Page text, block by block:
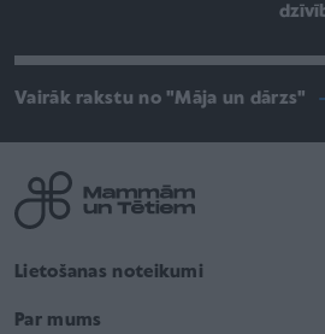
Vairāk rakstu no "Māja un dārzs"
Lietošanas noteikumi
Par mums